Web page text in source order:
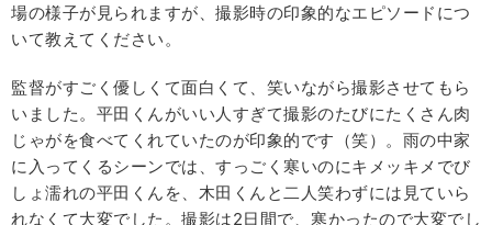
場の様子が見られますが、撮影時の印象的なエピソードにつ
いて教えてください。
監督がすごく優しくて面白くて、笑いながら撮影させてもら
いました。平田くんがいい人すぎて撮影のたびにたくさん肉
じゃがを食べてくれていたのが印象的です（笑）。雨の中家
に入ってくるシーンでは、すっごく寒いのにキメッキメでび
しょ濡れの平田くんを、木田くんと二人笑わずには見ていら
れなくて大変でした。撮影は2日間で、寒かったので大変でし